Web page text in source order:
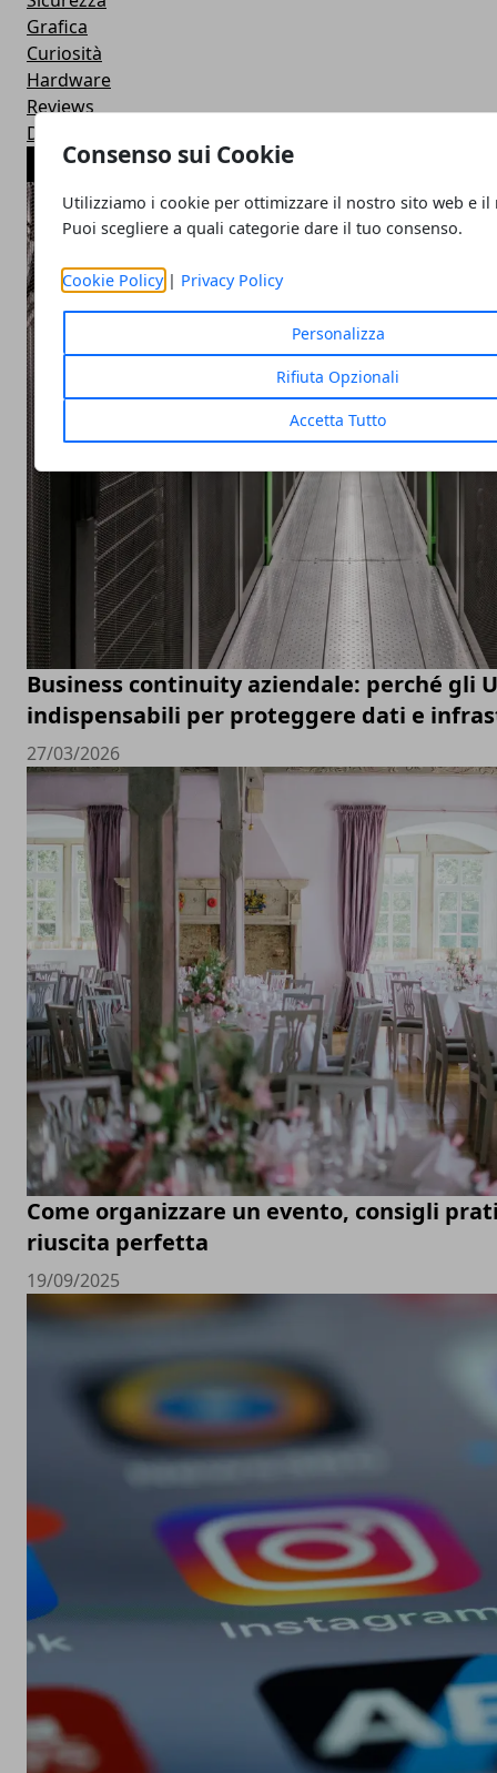
Consenso sui Cookie
Utilizziamo i cookie per ottimizzare il nostro sito web e il
Puoi scegliere a quali categorie dare il tuo consenso.
Cookie Policy| Privacy Policy
Personalizza
Rifiuta Opzionali
Accetta Tutto
Grafica
Curiosità
Hardware
Reviews
Download
ARTICOLI POPOLARI
Business continuity aziendale: perché gli
indispensabili per proteggere dati e
27/03/2026
Come organizzare un evento, consigli
riuscita perfetta
19/09/2025